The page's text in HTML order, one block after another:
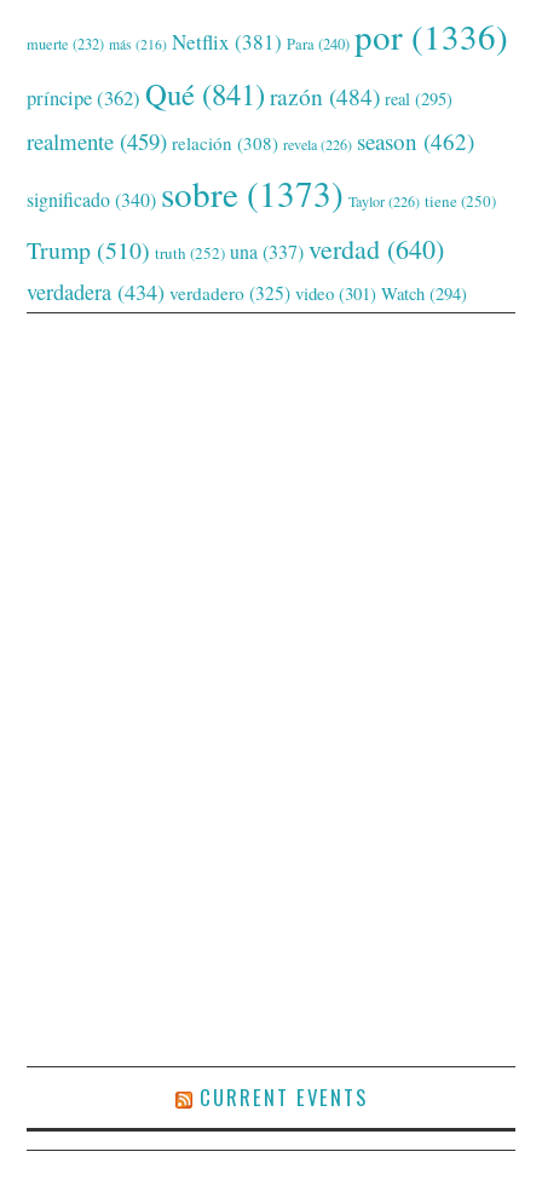
muerte (232) más (216) Netflix (381) Para(240) por (1336)
príncipe(362) Qué (841) razón (484) real (295)
realmente (459) relación (308) revela(226) season (462)
significado(340) sobre (1373) Taylor(226) tiene(250)
Trump (510) truth (252) una (337) verdad (640)
verdadera (434) verdadero (325) video (301) Watch (294)
CURRENT EVENTS